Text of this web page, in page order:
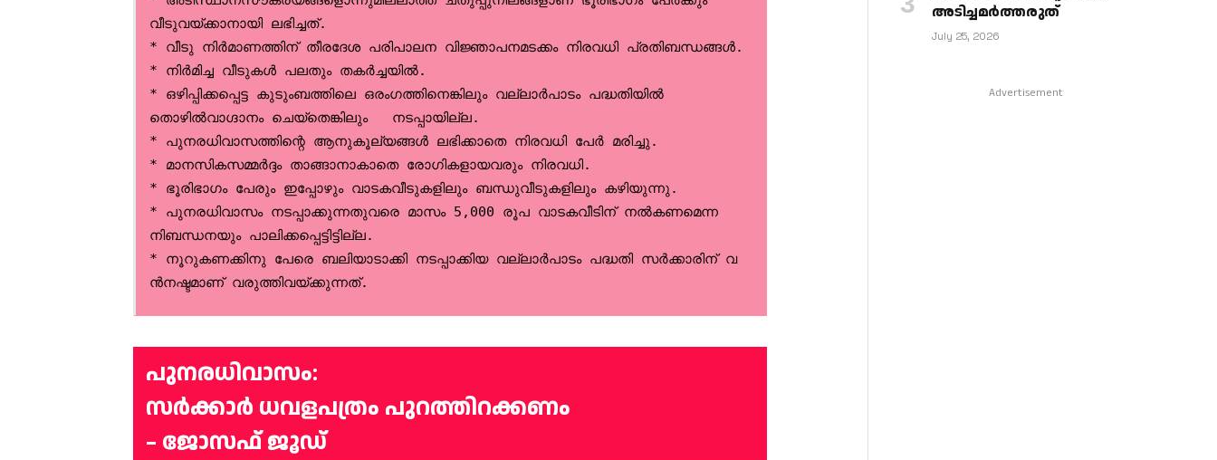
വീടുവയ്ക്കാനായി ലഭിച്ചത്.
* വീടു നിര്‍മാണത്തിന് തീരദേശ പരിപാലന വിജ്ഞാപനമടക്കം നിരവധി പ്രതിബന്ധങ്ങള്‍.
* നിര്‍മിച്ച വീടുകള്‍ പലതും തകര്‍ച്ചയില്‍.
* ഒഴിപ്പിക്കപ്പെട്ട കുടുംബത്തിലെ ഒരംഗത്തിനെങ്കിലും വല്ലാര്‍പാടം പദ്ധതിയില്‍
തൊഴില്‍വാഗ്ദാനം ചെയ്‌തെങ്കിലും   നടപ്പായില്ല.
* പുനരധിവാസത്തിന്റെ ആനുകൂല്യങ്ങള്‍ ലഭിക്കാതെ നിരവധി പേര്‍ മരിച്ചു.
* മാനസികസമ്മര്‍ദ്ദം താങ്ങാനാകാതെ രോഗികളായവരും നിരവധി.
* ഭൂരിഭാഗം പേരും ഇപ്പോഴും വാടകവീടുകളിലും ബന്ധുവീടുകളിലും കഴിയുന്നു.
* പുനരധിവാസം നടപ്പാക്കുന്നതുവരെ മാസം 5,000 രൂപ വാടകവീടിന് നല്‍കണമെന്ന
നിബന്ധനയും പാലിക്കപ്പെട്ടിട്ടില്ല.
* നൂറുകണക്കിനു പേരെ ബലിയാടാക്കി നടപ്പാക്കിയ വല്ലാര്‍പാടം പദ്ധതി സര്‍ക്കാരിന് വ
ന്‍നഷ്ടമാണ് വരുത്തിവയ്ക്കുന്നത്.
പുനരധിവാസം:
സര്‍ക്കാര്‍ ധവളപത്രം പുറത്തിറക്കണം
– ജോസഫ് ജൂഡ്
അടിച്ചമര്‍ത്തരുത്
July 25, 2026
Advertisement